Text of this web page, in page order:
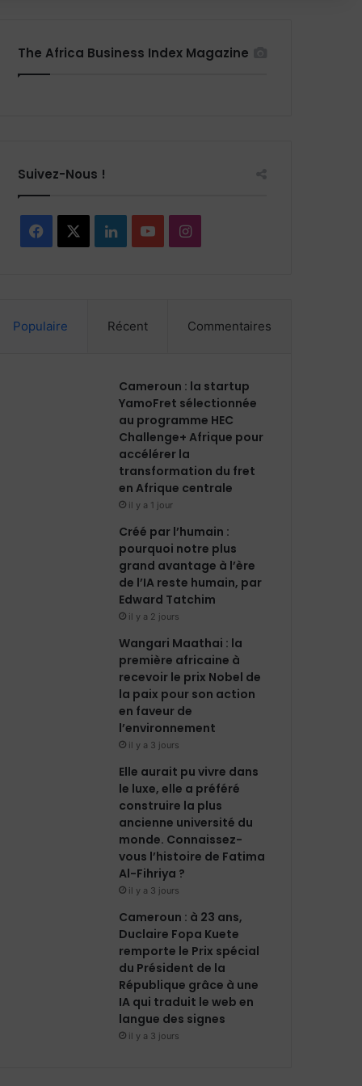
The Africa Business Index Magazine
Suivez-Nous !
Facebook LinkedinYouTubeInstagram
Populaire Récent Commentaires
Cameroun : la startup
YamoFret sélectionnée
au programme HEC
Challenge+ Afrique pour
accélérer la
transformation du fret
en Afrique centrale
il y a 1 jour
Créé par l’humain :
pourquoi notre plus
grand avantage à l’ère
de l’IA reste humain, par
Edward Tatchim
il y a 2 jours
Wangari Maathai : la
première africaine à
recevoir le prix Nobel de
la paix pour son action
en faveur de
l’environnement
il y a 3 jours
Elle aurait pu vivre dans
le luxe, elle a préféré
construire la plus
ancienne université du
monde. Connaissez-
vous l’histoire de Fatima
Al-Fihriya ?
il y a 3 jours
Cameroun : à 23 ans,
Duclaire Fopa Kuete
remporte le Prix spécial
du Président de la
République grâce à une
IA qui traduit le web en
langue des signes
il y a 3 jours